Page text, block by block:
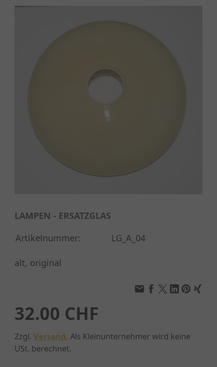
LAMPEN - ERSATZGLAS
Artikelnummer:
LG_A_04
alt, original
32.00 CHF
Zzgl. Versand. Als Kleinunternehmer wird keine
USt. berechnet.